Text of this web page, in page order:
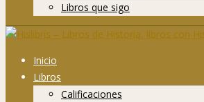
Libros que sigo
Inicio
Libros
Calificaciones